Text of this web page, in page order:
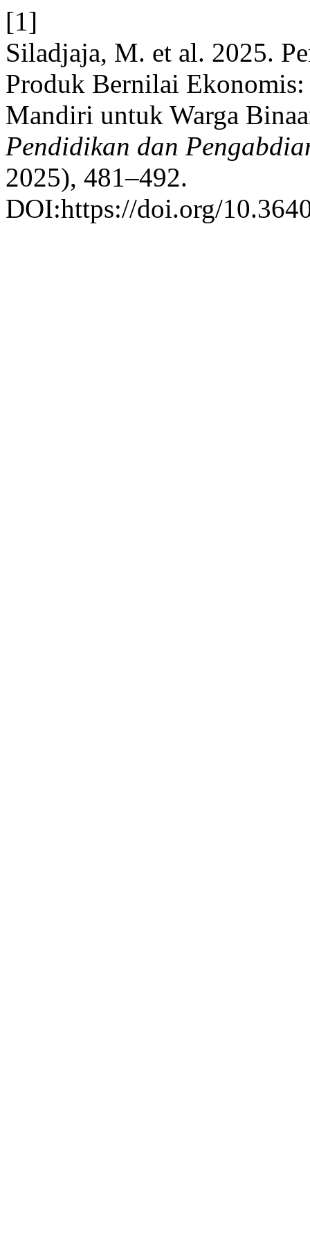
[1]
Siladjaja, M. et al. 2025.
Produk Bernilai Ekonomis:
Mandiri untuk Warga
Pendidikan dan
2025), 481–492.
DOI:https://doi.org/